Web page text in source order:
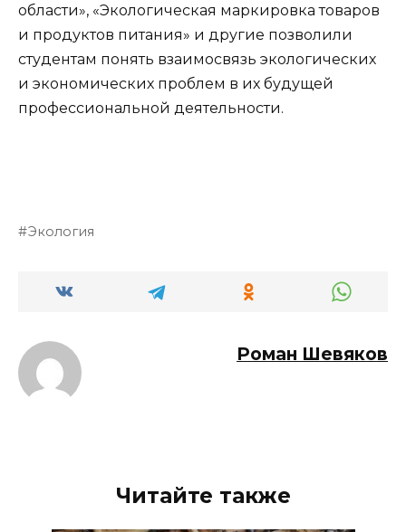
области», «Экологическая маркировка товаров
и продуктов питания» и другие позволили
студентам понять взаимосвязь экологических
и экономических проблем в их будущей
профессиональной деятельности.
Экология
Роман Шевяков
Читайте также